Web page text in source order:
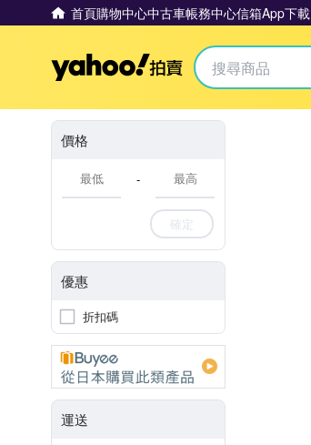
首頁購物中心中古車帳務中心信箱App下載
Yahoo拍賣
價格
-
確定
優惠
折扣碼
運送